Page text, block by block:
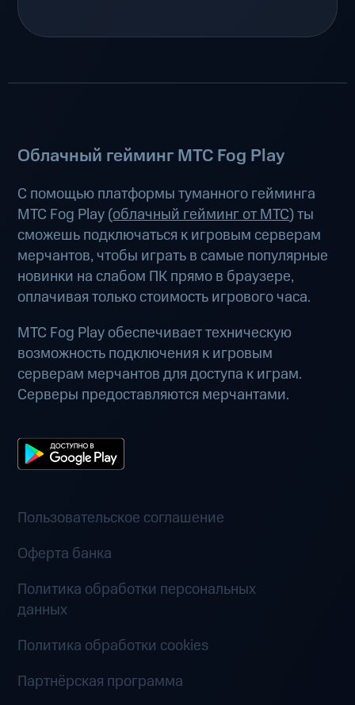
Облачный гейминг МТС Fog Play
С помощью платформы туманного гейминга
МТС Fog Play (облачный гейминг от МТС) ты
сможешь подключаться к игровым серверам
мерчантов, чтобы играть в самые популярные
новинки на слабом ПК прямо в браузере,
оплачивая только стоимость игрового часа.
МТС Fog Play обеспечивает техническую
возможность подключения к игровым
серверам мерчантов для доступа к играм.
Серверы предоставляются мерчантами.
Пользовательское соглашение
Оферта банка
Политика обработки персональных
данных
Политика обработки cookies
Партнёрская программа